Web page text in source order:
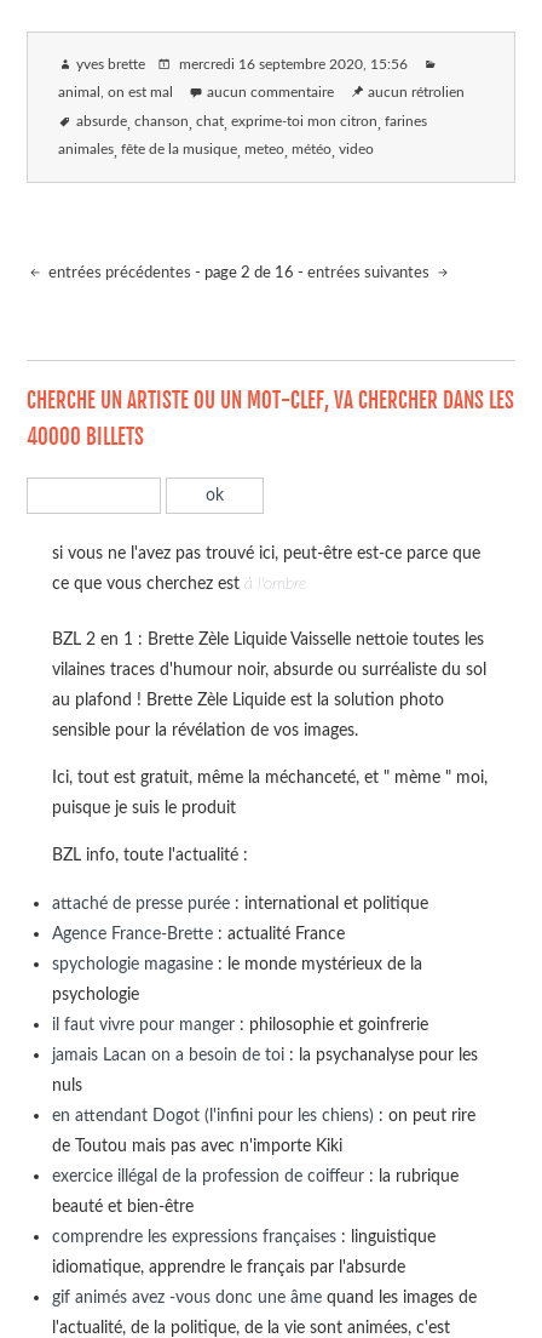
yves brette mercredi 16 septembre 2020 , 15:56
animal, on est mal aucun commentaire aucun rétrolien
absurde chanson chat exprime-toi mon citron farines
animales fête de la musique meteo météo video
entrées précédentes - page 2 de 16 -entrées suivantes
CHERCHE UN ARTISTE OU UN MOT-CLEF, VA CHERCHER DANS LES
40000 BILLETS
si vous ne l'avez pas trouvé ici, peut-être est-ce parce que
ce que vous cherchez est à l'ombre
BZL 2 en 1 : Brette Zèle Liquide Vaisselle nettoie toutes les
vilaines traces d'humour noir, absurde ou surréaliste du sol
au plafond ! Brette Zèle Liquide est la solution photo
sensible pour la révélation de vos images.
Ici, tout est gratuit, même la méchanceté, et " mème " moi,
puisque je suis le produit
BZL info, toute l'actualité :
attaché de presse purée: international et politique
Agence France-Brette: actualité France
spychologie magasine: le monde mystérieux de la
psychologie
il faut vivre pour manger: philosophie et goinfrerie
jamais Lacan on a besoin de toi: la psychanalyse pour les
nuls
en attendant Dogot (l'infini pour les chiens): on peut rire
de Toutou mais pas avec n'importe Kiki
exercice illégal de la profession de coiffeur: la rubrique
beauté et bien-être
comprendre les expressions françaises: linguistique
idiomatique, apprendre le français par l'absurde
gif animés avez -vous donc une âmequand les images de
l'actualité, de la politique, de la vie sont animées, c'est